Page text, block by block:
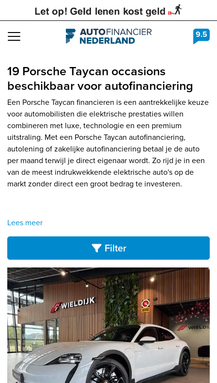
Navigation 9.5
19 Porsche Taycan occasions
beschikbaar voor autofinanciering
Een Porsche Taycan financieren is een aantrekkelijke keuze
voor automobilisten die elektrische prestaties willen
combineren met luxe, technologie en een premium
uitstraling. Met een Porsche Taycan autofinanciering,
autolening of zakelijke autofinanciering betaal je de auto
per maand terwijl je direct eigenaar wordt. Zo rijd je in een
van de meest indrukwekkende elektrische auto's op de
markt zonder direct een groot bedrag te investeren.
Lees meer
Filter